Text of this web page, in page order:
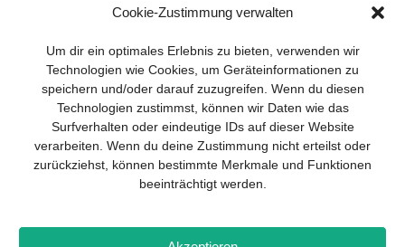
Cookie-Zustimmung verwalten
Um dir ein optimales Erlebnis zu bieten, verwenden wir
Technologien wie Cookies, um Geräteinformationen zu
speichern und/oder darauf zuzugreifen. Wenn du diesen
Technologien zustimmst, können wir Daten wie das
Surfverhalten oder eindeutige IDs auf dieser Website
verarbeiten. Wenn du deine Zustimmung nicht erteilst oder
zurückziehst, können bestimmte Merkmale und Funktionen
beeinträchtigt werden.
Impressum Datenschutz Kontakt Drones+
Magazin-
nachhaltigen Geschäftsmodells sind für
jedes Unternehmen unverzichtbar. Das
Business Model Canvas hilft, sich dabei
auf das Wesentliche zu konzentrieren
und stets im Blick zu behalten, worauf es
wirklich ankommt.
Abonnieren Sie unseren kostenlosen
herunter: „Vom Produkt zum Business: